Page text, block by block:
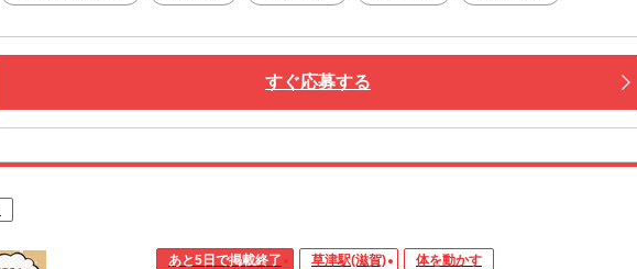
すぐ応募する
あと5日で掲載終了 草津駅(滋賀) 体を動かす